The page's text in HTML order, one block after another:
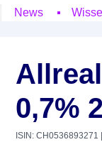
News
0,7%
ISIN: CH0536893271